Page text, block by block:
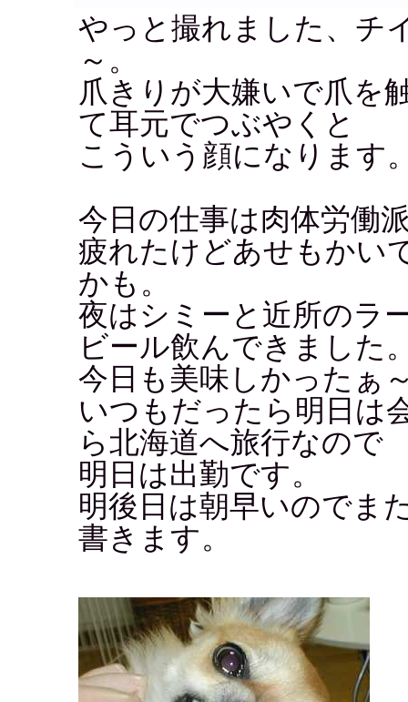
やっと撮れました、チ
～。
爪きりが大嫌いで爪を
て耳元でつぶやくと
こういう顔になります
今日の仕事は肉体労働
疲れたけどあせもかい
かも。
夜はシミーと近所のラ
ビール飲んできました
今日も美味しかったぁ
いつもだったら明日は
ら北海道へ旅行なので
明日は出勤です。
明後日は朝早いのでま
書きます。